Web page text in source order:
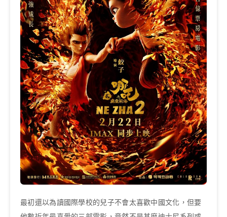
最初還以為讀國際學校的兒子不會太喜歡中國文化，但要